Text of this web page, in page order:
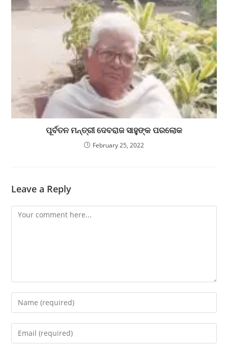
ପୂର୍ବତନ ମନ୍ତ୍ରୀ ଦେବରାଜ ସାହୁଙ୍କ ପରଲୋକ
February 25, 2022
Leave a Reply